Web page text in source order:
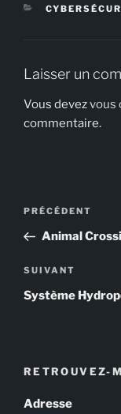
CATÉGORIES
Laisser un
Vous devezvous
commentaire.
Navigation
l’article
Article
précédent
PRÉCÉDENT
Animal
Article
suivant
SUIVANT
Système
RETROUVEZ-
Adresse